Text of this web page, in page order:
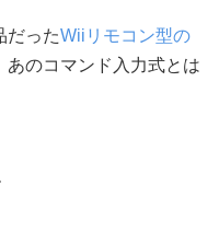
だったWiiリモコン型の
あのコマンド入力式とは